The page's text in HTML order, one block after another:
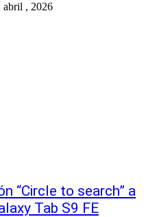
abril , 2026
“Circle to search” a
Tab S9 FE